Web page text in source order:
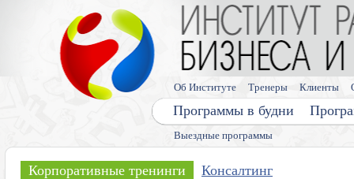
Выездные программы
Программы в будни
Об Институте Тренеры Клиенты
Корпоративные тренинги Консалтинг